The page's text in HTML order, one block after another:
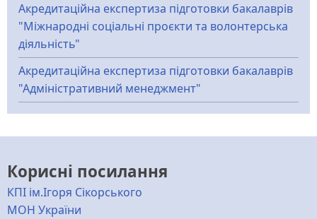
Акредитаційна експертиза підготовки бакалаврів
"Міжнародні соціальні проєкти та волонтерська
діяльність"
Акредитаційна експертиза підготовки бакалаврів
"Адміністративний менеджмент"
Корисні посилання
КПІ ім.Ігоря Сікорського
МОН України